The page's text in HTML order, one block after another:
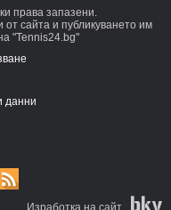
права запазени.
сайта и публикуването им
"Tennis24.bg"
данни
Изработка на сайт